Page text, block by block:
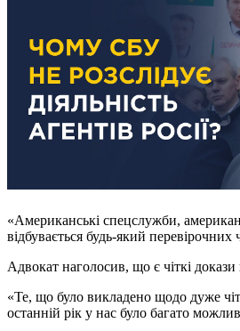
«Американські спецслужби,
відбувається будь-який
Адвокат наголосив, що є чіткі
«Те, що було викладено щодо дуже
останній рік у нас було багато